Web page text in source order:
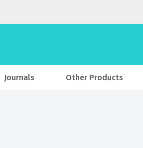
Journals Other Products